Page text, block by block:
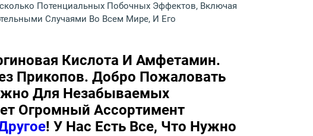
Потенциальных Побочных Эффектов, Включая
Случаями Во Всем Мире, И Его
Кислота И Амфетамин.
Прикопов. Добро Пожаловать
Для Незабываемых
Огромный Ассортимент
! У Нас Есть Все, Что Нужно